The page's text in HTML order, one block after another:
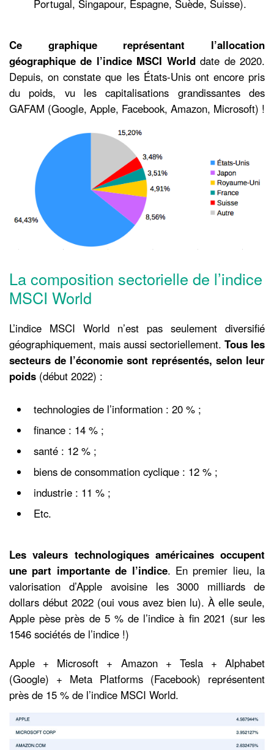
Portugal, Singapour, Espagne, Suède, Suisse).
Ce graphique représentant l’allocation
géographique de l’indice MSCI Worlddate de 2020.
Depuis, on constate que les États-Unis ont encore pris
du poids, vu les capitalisations grandissantes des
GAFAM (Google, Apple, Facebook, Amazon, Microsoft) !
La composition sectorielle de l’indice
MSCI World
L’indice MSCI World n’est pas seulement diversifié
géographiquement, mais aussi sectoriellement. Tous les
secteurs de l’économie sont représentés, selon leur
poids (début 2022) :
technologies de l’information : 20 % ;
finance : 14 % ;
santé : 12 % ;
biens de consommation cyclique : 12 % ;
industrie : 11 % ;
Etc.
Les valeurs technologiques américaines occupent
une part importante de l’indice. En premier lieu, la
valorisation d’Apple avoisine les 3000 milliards de
dollars début 2022 (oui vous avez bien lu). À elle seule,
Apple pèse près de 5 % de l’indice à fin 2021 (sur les
1546 sociétés de l’indice !)
Apple + Microsoft + Amazon + Tesla + Alphabet
(Google) + Meta Platforms (Facebook) représentent
près de 15 % de l’indice MSCI World.